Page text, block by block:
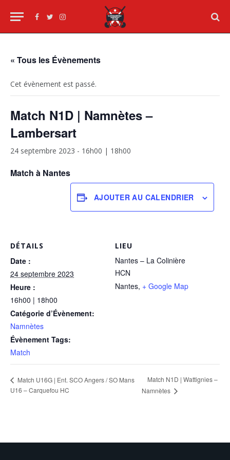
Facebook
TwitterInstagram
« Tous les Évènements
Cet évènement est passé.
Match N1D | Namnètes –
Lambersart
24 septembre 2023 - 16h00 | 18h00
Match à Nantes
AJOUTER AU CALENDRIER
DÉTAILS
Date :
24 septembre 2023
Heure :
16h00 | 18h00
Catégorie d’Évènement:
Namnètes
Évènement Tags:
Match
LIEU
Nantes – La Colinière
HCN
Nantes, + Google Map
Match U16G | Ent. SCO Angers / SO Mans
U16 – Carquefou HC
Match N1D | Wattignies –
Namnètes